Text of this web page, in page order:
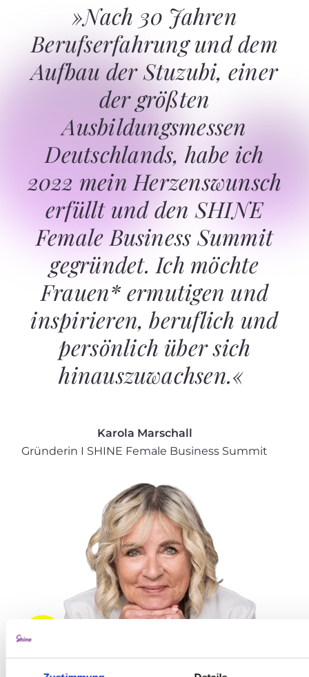
»Nach 30 Jahren
Berufserfahrung und dem
Aufbau der Stuzubi, einer
der größten
Ausbildungsmessen
Deutschlands, habe ich
2022 mein Herzenswunsch
erfüllt und den SHINE
Female Business Summit
gegründet. Ich möchte
Frauen* ermutigen und
inspirieren, beruflich und
persönlich über sich
hinauszuwachsen.«
Karola Marschall
Gründerin I SHINE Female Business Summit